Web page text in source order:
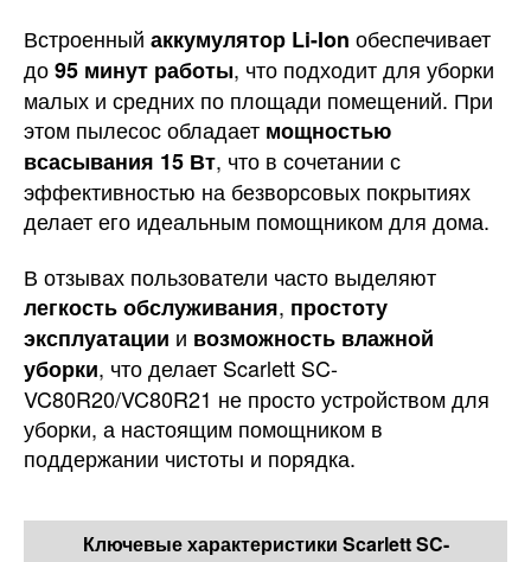
Встроенный аккумулятор Li-Ion обеспечивает
до95 минут работы, что подходит для уборки
малых и средних по площади помещений. При
этом пылесос обладает мощностью
всасывания 15 Вт, что в сочетании с
эффективностью на безворсовых покрытиях
делает его идеальным помощником для дома.
В отзывах пользователи часто выделяют
легкость обслуживания, простоту
эксплуатации и возможность влажной
уборки, что делает Scarlett SC-
VC80R20/VC80R21 не просто устройством для
уборки, а настоящим помощником в
поддержании чистоты и порядка.
Ключевые характеристики Scarlett SC-